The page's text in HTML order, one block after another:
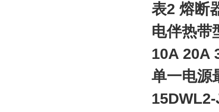
表2 熔断
电伴热带
10A 20A
单一电源